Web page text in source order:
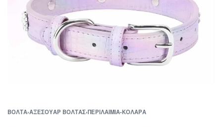
ΒΌΛΤΑ›ΑΞΕΣΟΥΆΡ ΒΌΛΤΑΣ›ΠΕΡΙΛΑΊΜΙΑ-ΚΟΛΆΡΑ